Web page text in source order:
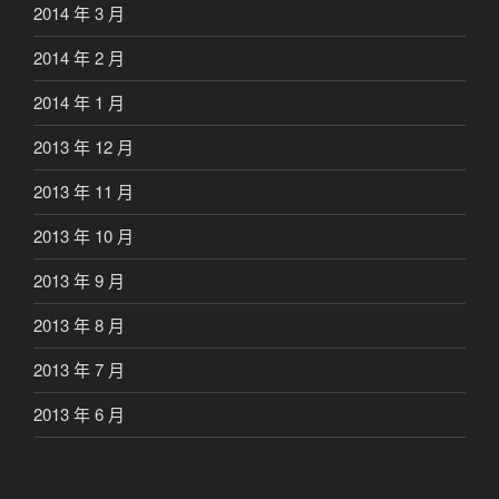
2014 年 3 月
2014 年 2 月
2014 年 1 月
2013 年 12 月
2013 年 11 月
2013 年 10 月
2013 年 9 月
2013 年 8 月
2013 年 7 月
2013 年 6 月